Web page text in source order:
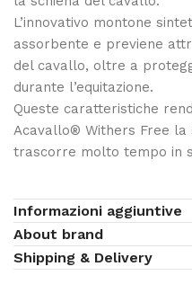
L’innovativo montone
assorbente e previene
del cavallo, oltre a
durante l’equitazione.
Queste caratteristiche
Acavallo® Withers Free
trascorre molto tempo in
Informazioni aggiuntive
About brand
Shipping & Delivery